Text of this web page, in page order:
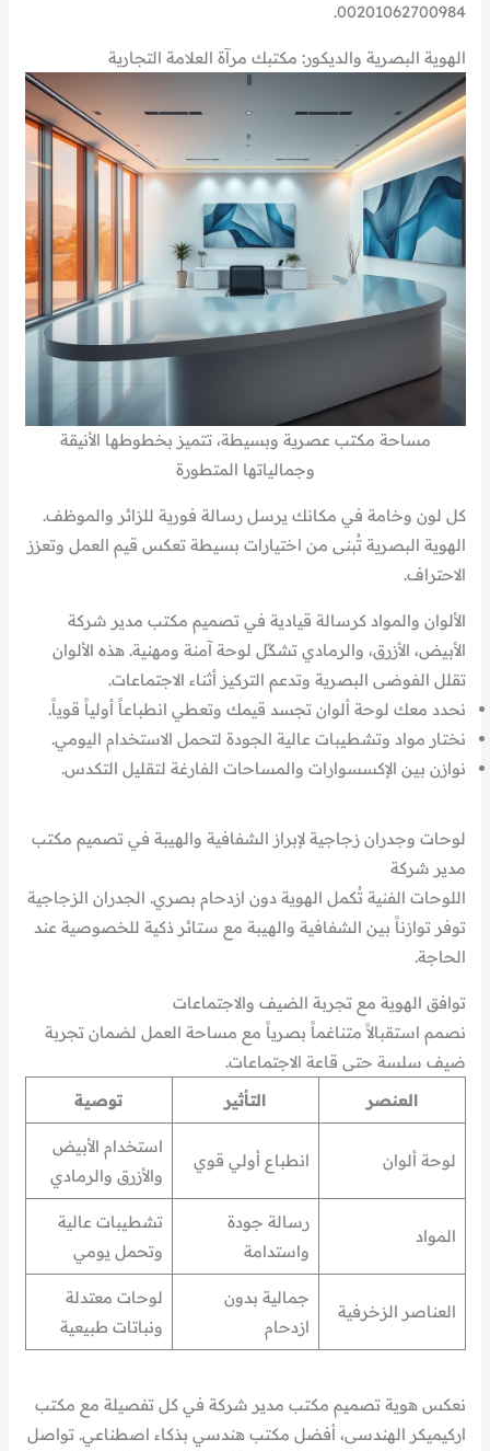
00201062700984.
الهوية البصرية والديكور: مكتبك مرآة العلامة التجارية
مساحة مكتب عصرية وبسيطة، تتميز بخطوطها الأنيقة
وجمالياتها المتطورة
كل لون وخامة في مكانك يرسل رسالة فورية للزائر والموظف.
الهوية البصرية تُبنى من اختيارات بسيطة تعكس قيم العمل وتعزز
الاحتراف.
الألوان والمواد كرسالة قيادية في تصميم مكتب مدير شركة
الأبيض، الأزرق، والرمادي تشكّل لوحة آمنة ومهنية. هذه الألوان
تقلل الفوضى البصرية وتدعم التركيز أثناء الاجتماعات.
نحدد معك لوحة ألوان تجسد قيمك وتعطي انطباعاً أولياً قوياً.
نختار مواد وتشطيبات عالية الجودة لتحمل الاستخدام اليومي.
نوازن بين الإكسسوارات والمساحات الفارغة لتقليل التكدس.
لوحات وجدران زجاجية لإبراز الشفافية والهيبة في تصميم مكتب
مدير شركة
اللوحات الفنية تُكمل الهوية دون ازدحام بصري. الجدران الزجاجية
توفر توازناً بين الشفافية والهيبة مع ستائر ذكية للخصوصية عند
الحاجة.
توافق الهوية مع تجربة الضيف والاجتماعات
نصمم استقبالاً متناغماً بصرياً مع مساحة العمل لضمان تجربة
ضيف سلسة حتى قاعة الاجتماعات.
العنصر
التأثير توصية
لوحة ألوان انطباع أولي قوي
استخدام الأبيض
والأزرق والرمادي
المواد
رسالة جودة
واستدامة
تشطيبات عالية
وتحمل يومي
العناصر الزخرفية
جمالية بدون
ازدحام
لوحات معتدلة
ونباتات طبيعية
نعكس هوية تصميم مكتب مدير شركة في كل تفصيلة مع مكتب
اركيميكر الهندسى، أفضل مكتب هندسي بذكاء اصطناعي. تواصل